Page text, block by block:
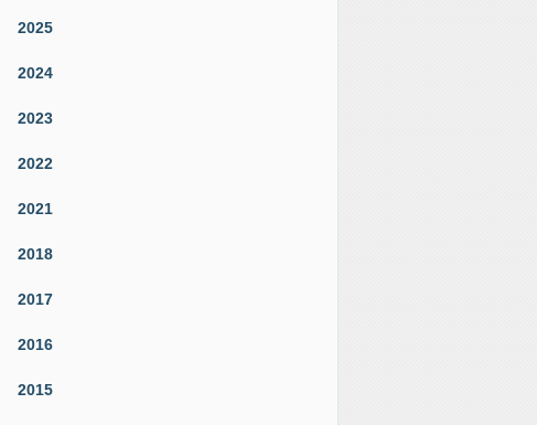
2025
2024
2023
2022
2021
2018
2017
2016
2015